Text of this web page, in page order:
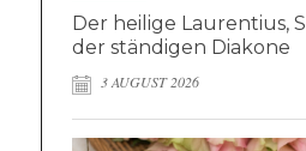
Der heilige Laurentius,
der ständigen Diakone
3 AUGUST 2026